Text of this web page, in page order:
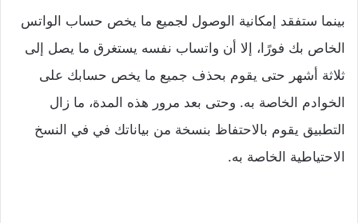
بينما ستفقد إمكانية الوصول لجميع ما يخص حساب الواتس
الخاص بك فورًا، إلا أن واتساب نفسه يستغرق ما يصل إلى
ثلاثة أشهر حتى يقوم بحذف جميع ما يخص حسابك على
الخوادم الخاصة به. وحتى بعد مرور هذه المدة، ما زال
التطبيق يقوم بالاحتفاظ بنسخة من بياناتك في في النسخ
الاحتياطية الخاصة به.